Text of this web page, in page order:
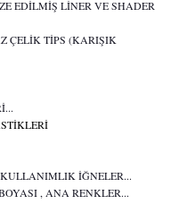
EDİLMİŞ LİNER VE SHADER
ÇELİK TİPS (KARIŞIK
İĞNELER...
, ANA RENKLER...